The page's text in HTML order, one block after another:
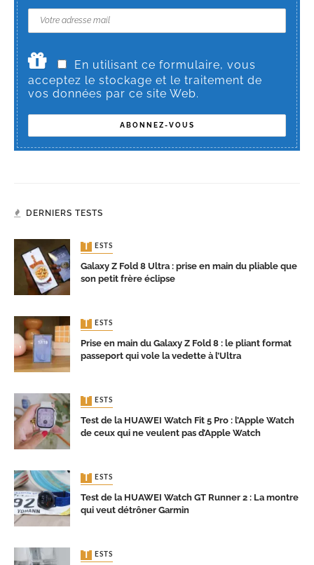
En utilisant ce formulaire, vous
acceptez le stockage et le traitement de
vos données par ce site Web.
DERNIERS TESTS
TESTS
Galaxy Z Fold 8 Ultra : prise en main du pliable que
son petit frère éclipse
TESTS
Prise en main du Galaxy Z Fold 8 : le pliant format
passeport qui vole la vedette à l’Ultra
TESTS
Test de la HUAWEI Watch Fit 5 Pro : l’Apple Watch
de ceux qui ne veulent pas d’Apple Watch
TESTS
Test de la HUAWEI Watch GT Runner 2 : La montre
qui veut détrôner Garmin
TESTS